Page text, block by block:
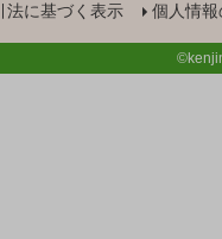
法に基づく表示 個人情報